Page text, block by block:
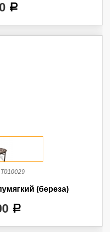
a
Т010029
(береза)
a